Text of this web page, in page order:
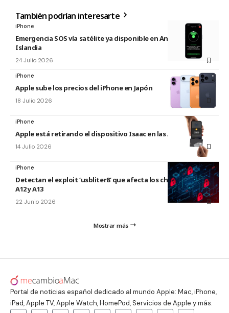
También podrían interesarte
iPhone
Emergencia SOS vía satélite ya disponible en Andorra e
Islandia
24 Julio 2026
iPhone
Apple sube los precios del iPhone en Japón
18 Julio 2026
iPhone
Apple está retirando el dispositivo Isaac en las Apple Store
14 Julio 2026
iPhone
Detectan el exploit ‘usbliter8’ que afecta los chips de Apple
A12 y A13
22 Junio 2026
Mostrar más
Portal de noticias español dedicado al mundo Apple: Mac, iPhone,
iPad, Apple TV, Apple Watch, HomePod, Servicios de Apple y más.